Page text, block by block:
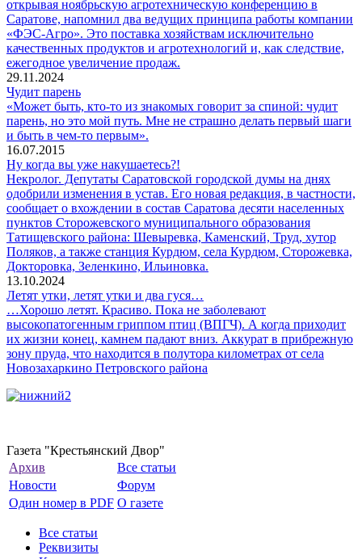
открывая ноябрьскую агротехническую конференцию в
Саратове, напомнил два ведущих принципа работы компании
«ФЭС-Агро». Это поставка хозяйствам исключительно
качественных продуктов и агротехнологий и, как следствие,
ежегодное увеличение продаж.
29.11.2024
Чудит парень
«Может быть, кто-то из знакомых говорит за спиной: чудит
парень, но это мой путь. Мне не страшно делать первый шаги
и быть в чем-то первым».
16.07.2015
Ну когда вы уже накушаетесь?!
Некролог. Депутаты Саратовской городской думы на днях
одобрили изменения в устав. Его новая редакция, в частности,
сообщает о вхождении в состав Саратова десяти населенных
пунктов Сторожевского муниципального образования
Татищевского района: Шевыревка, Каменский, Труд, хутор
Поляков, а также станция Курдюм, села Курдюм, Сторожевка,
Докторовка, Зеленкино, Ильиновка.
13.10.2024
Летят утки, летят утки и два гуся…
…Хорошо летят. Красиво. Пока не заболевают
высокопатогенным гриппом птиц (ВПГЧ). А когда приходит
их жизни конец, камнем падают вниз. Аккурат в прибрежную
зону пруда, что находится в полутора километрах от села
Новозахаркино Петровского района
Газета "Крестьянский Двор"
Архив
Все статьи
Новости
Форум
Один номер в PDF О газете
Все статьи
Реквизиты